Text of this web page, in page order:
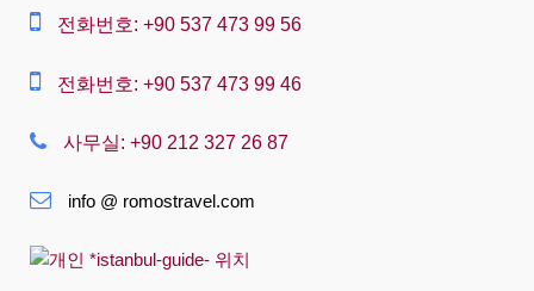
Suomi
Français
हिंदी
Magyar
전화번호: +90 537 473 99 56
전화번호: +90 537 473 99 46
사무실: +90 212 327 26 87
info @ romostravel.com